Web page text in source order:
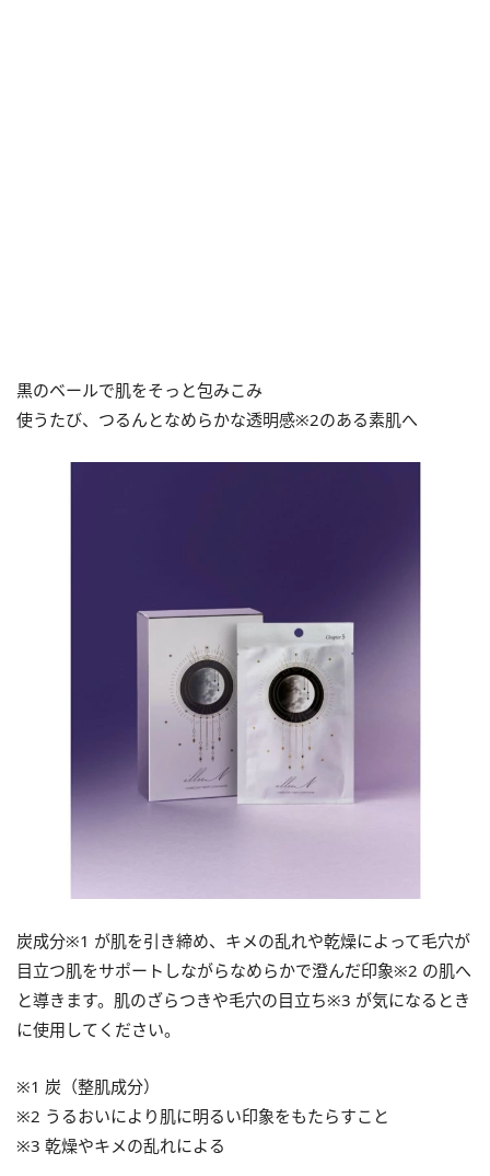
黒のベールで肌をそっと包みこみ
使うたび、つるんとなめらかな透明感※2のある素肌へ
炭成分※1 が肌を引き締め、キメの乱れや乾燥によって毛穴が
目立つ肌をサポートしながらなめらかで澄んだ印象※2 の肌へ
と導きます。肌のざらつきや毛穴の目立ち※3 が気になるとき
に使用してください。
※1 炭（整肌成分）
※2 うるおいにより肌に明るい印象をもたらすこと
※3 乾燥やキメの乱れによる